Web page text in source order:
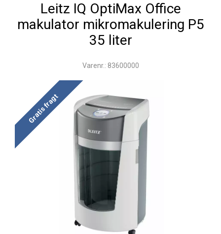
Leitz IQ OptiMax Office
makulator mikromakulering P5
35 liter
Varenr.: 83600000
Gratis fragt